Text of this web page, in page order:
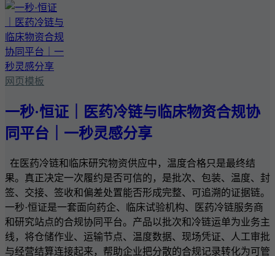
网页模板
一秒·恒证｜医药冷链与临床物资合规协
同平台｜一秒灵感分享
在医药冷链和临床研究物资供应中，温度合格只是最终结
果。真正决定一次履约是否可信的，是批次、包装、温度、封
签、交接、签收和偏差处置能否形成完整、可追溯的证据链。
一秒·恒证是一套面向药企、临床试验机构、医药冷链服务商
和研究站点的合规协同平台。产品以批次和冷链运单为业务主
线，将仓储作业、运输节点、温度数据、现场凭证、人工审批
与经营结算连接起来，帮助企业把分散的合规记录转化为可管